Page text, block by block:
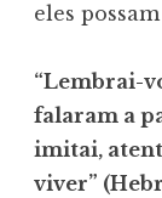
eles
“Lembrai-
falaram a
imitai,
viver”